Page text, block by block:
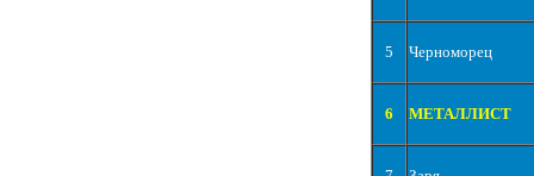
5 Черноморец
6 МЕТАЛЛИСТ